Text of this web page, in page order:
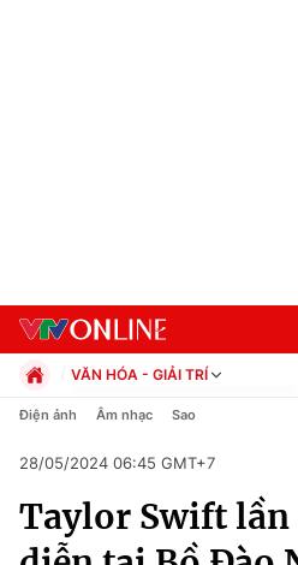
Chuyên mục
Chính trị
VĂN HÓA - GIẢI TRÍ
Chính trị
Pháp luật
Kinh tế
Thể thao
Điện ảnh Âm nhạc Sao
28/05/2024 06:45 GMT+7
Taylor Swift lần